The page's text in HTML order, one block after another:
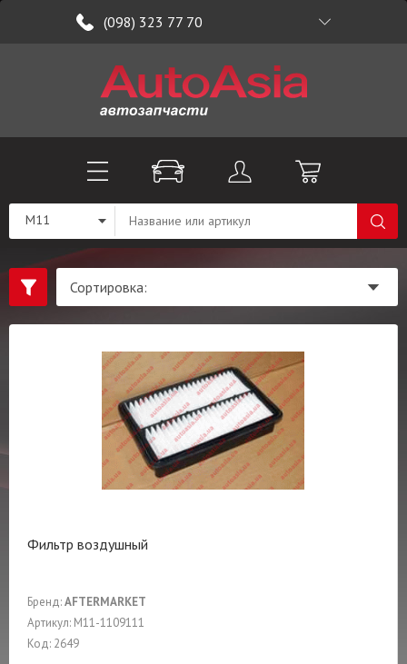
(098) 323 77 70
M11
Фильтр воздушный
Бренд:AFTERMARKET
Артикул: M11-1109111
Код: 2649